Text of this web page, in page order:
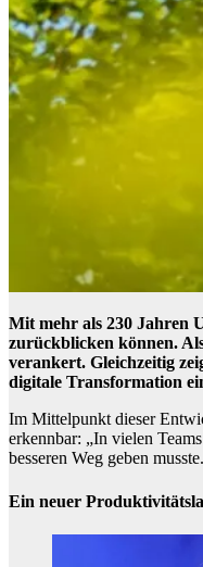
Mit mehr als 230 Jahren
zurückblicken können.
verankert. Gleichzeitig
digitale Transformation
Im Mittelpunkt dieser
erkennbar: „In vielen
besseren Weg geben
Ein neuer